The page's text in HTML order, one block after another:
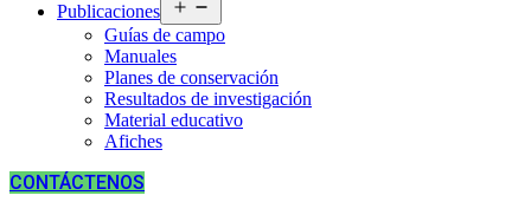
Publicaciones
el
menú
Guías de campo
Manuales
Planes de conservación
Resultados de investigación
Material educativo
Afiches
CONTÁCTENOS